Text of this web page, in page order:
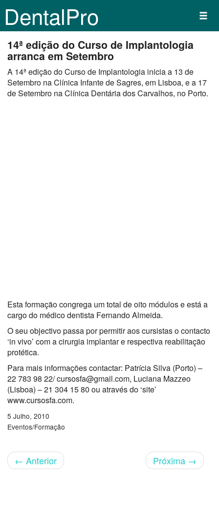
DentalPro
14ª edição do Curso de Implantologia
arranca em Setembro
A 14ª edição do Curso de Implantologia inicia a 13 de
Setembro na Clínica Infante de Sagres, em Lisboa, e a 17
de Setembro na Clínica Dentária dos Carvalhos, no Porto.
Esta formação congrega um total de oito módulos e está a
cargo do médico dentista Fernando Almeida.
O seu objectivo passa por permitir aos cursistas o contacto
‘in vivo’ com a cirurgia implantar e respectiva reabilitação
protética.
Para mais informações contactar: Patrícia Silva (Porto) –
22 783 98 22/ cursosfa@gmail.com, Luciana Mazzeo
(Lisboa) – 21 304 15 80 ou através do ‘site’
www.cursosfa.com.
5 Julho, 2010
Eventos/Formação
← Anterior Próxima →